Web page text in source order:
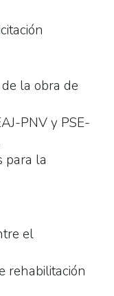
la obra de
PNV y PSE-
para la
el
rehabilitación